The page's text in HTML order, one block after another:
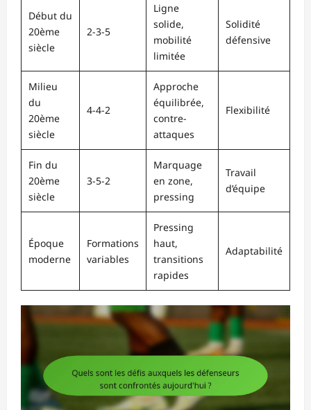
Début du
20ème
siècle
2-3-5
Ligne
solide,
mobilité
limitée
Solidité
défensive
Milieu
du
20ème
siècle
4-4-2
Approche
équilibrée,
contre-
attaques
Flexibilité
Fin du
20ème
siècle
3-5-2
Marquage
en zone,
pressing
Travail
d’équipe
Époque
moderne
Formations
variables
Pressing
haut,
transitions
rapides
Adaptabilité